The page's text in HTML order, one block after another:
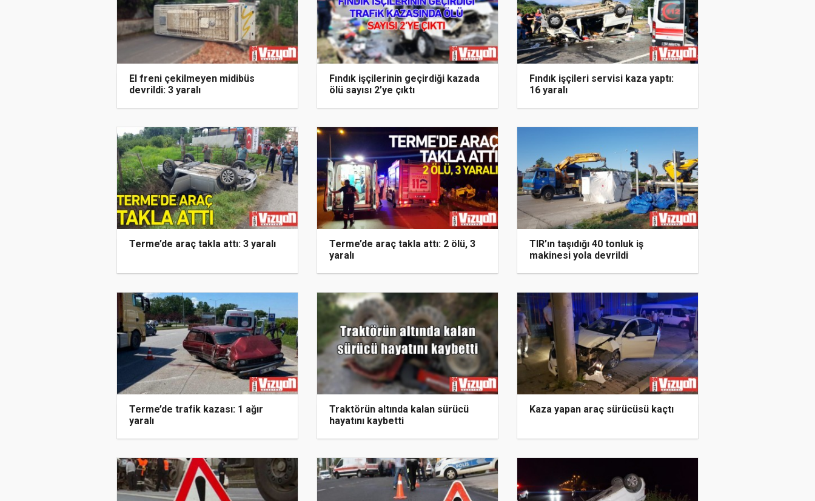
El freni çekilmeyen midibüs
devrildi: 3 yaralı
Fındık işçilerinin geçirdiği kazada
ölü sayısı 2’ye çıktı
Fındık işçileri servisi kaza yaptı:
16 yaralı
Terme’de araç takla attı: 3 yaralı
Terme’de araç takla attı: 2 ölü, 3
yaralı
TIR’ın taşıdığı 40 tonluk iş
makinesi yola devrildi
Terme’de trafik kazası: 1 ağır
yaralı
Traktörün altında kalan sürücü
hayatını kaybetti
Kaza yapan araç sürücüsü kaçtı